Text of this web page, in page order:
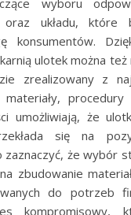
wyboru
układu, które
konsumentów.
ulotek można też
zrealizowany z
materiały,
umożliwiają, że
się na
że wybór
zbudowanie
do potrzeb
kompromisowy,